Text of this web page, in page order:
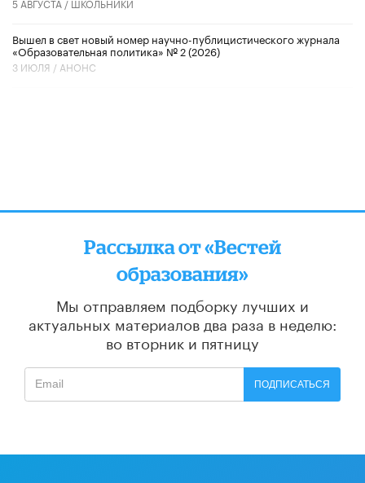
Вышел в свет новый номер научно-публицистического журнала
«Образовательная политика» № 2 (2026)
3 ИЮЛЯ / АНОНС
Рассылка от «Вестей
образования»
Мы отправляем подборку лучших и
актуальных материалов два раза в неделю:
во вторник и пятницу
ПОДПИСАТЬСЯ